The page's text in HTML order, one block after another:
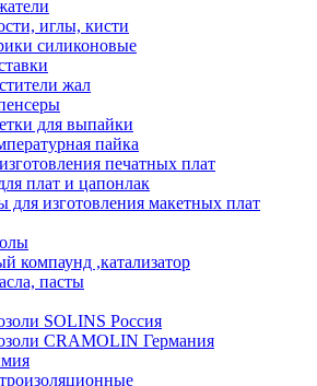
иглы, кисти
силиконовые
жал
для выпайки
пайка
печатных плат
плат и цапонлак
для изготовления макетных плат
компаунд ,катализатор
пасты
SOLINS Россия
CRAMOLIN Германия